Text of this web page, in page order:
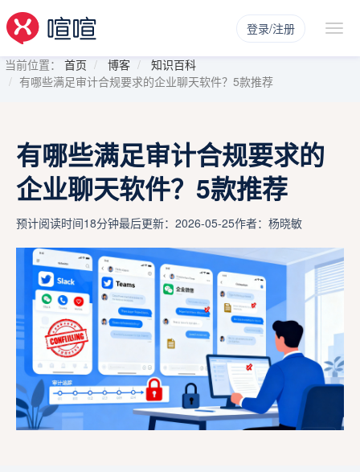
登录/注册
当前位置： 首页 博客
知识百科
有哪些满足审计合规要求的企业聊天软件？5款推荐
有哪些满足审计合规要求的
企业聊天软件？5款推荐
预计阅读时间18分钟最后更新：2026-05-25作者：杨晓敏